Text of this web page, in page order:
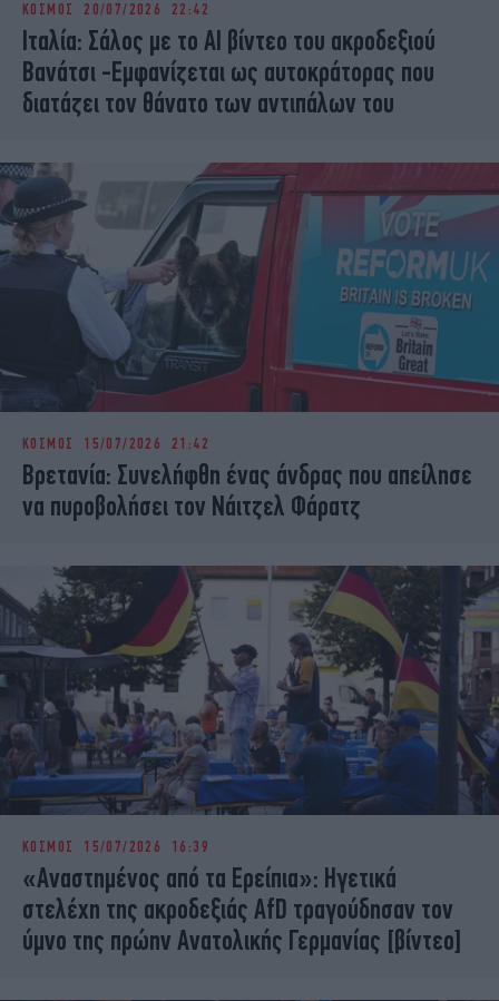
iBOOKS
OSCARS
THE OCEAN
MEDIA
ELAMEFORA
ΚΟΣΜΟΣ 20/07/2026 22:42
Ιταλία: Σάλος με το AI βίντεο του ακροδεξιού
Βανάτσι -Εμφανίζεται ως αυτοκράτορας που
διατάζει τον θάνατο των αντιπάλων του
ΚΟΣΜΟΣ 15/07/2026 21:42
Βρετανία: Συνελήφθη ένας άνδρας που απείλησε
να πυροβολήσει τον Νάιτζελ Φάρατζ
ΚΟΣΜΟΣ 15/07/2026 16:39
«Αναστημένος από τα Ερείπια»: Ηγετικά
στελέχη της ακροδεξιάς AfD τραγούδησαν τον
ύμνο της πρώην Ανατολικής Γερμανίας [βίντεο]